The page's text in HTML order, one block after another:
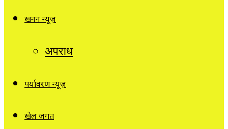
खनन न्यूज़
अपराध
पर्यावरण न्यूज़
खेल जगत